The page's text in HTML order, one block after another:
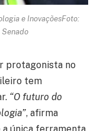
e InovaçõesFoto:
protagonista no
tem
“O futuro do
, afirma